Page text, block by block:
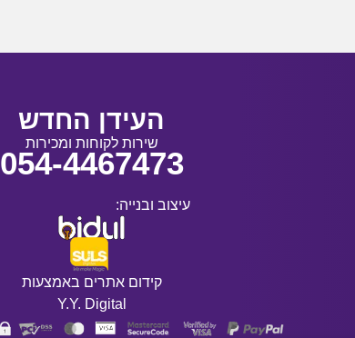
העידן החדש
שירות לקוחות ומכירות
054-4467473
עיצוב ובנייה:
קידום אתרים באמצעות
Y.Y. Digital